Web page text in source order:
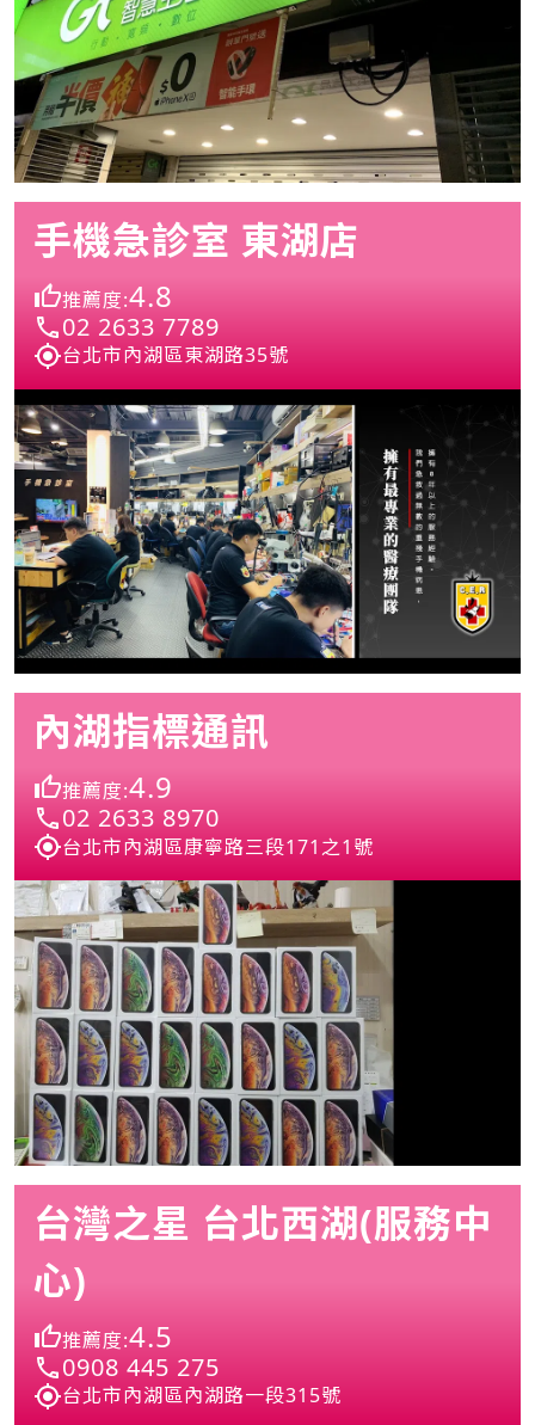
手機急診室 東湖店
推薦度:4.8
02 2633 7789
台北市內湖區東湖路35號
內湖指標通訊
推薦度:4.9
02 2633 8970
台北市內湖區康寧路三段171之1號
台灣之星 台北西湖(服務中
心)
推薦度:4.5
0908 445 275
台北市內湖區內湖路一段315號